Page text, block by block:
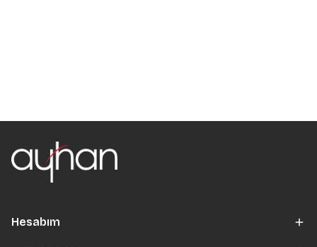
Hesabım